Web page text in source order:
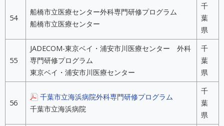
54
船橋市立医療センター外科専門研修プログラム
船橋市立医療センター
千
葉
県
55
JADECOM-東京ベイ・浦安市川医療センター 外科
専門研修プログラム
東京ベイ・浦安市川医療センター
千
葉
県
56
千葉市立海浜病院外科専門研修プログラム
千葉市立海浜病院
千
葉
県